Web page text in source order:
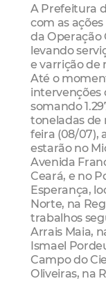
A Prefeitura
com as
da Operação
levando
e varrição de
Até o
intervenções
somando
toneladas de
feira (08/07),
estarão no
Avenida
Ceará, e no
Esperança,
Norte, na
trabalhos
Arrais Maia,
Ismael
Campo do
Oliveiras, na